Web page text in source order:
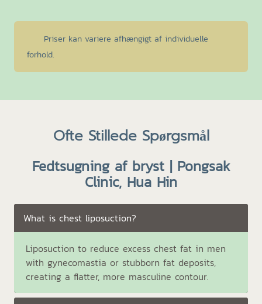
Priser kan variere afhængigt af individuelle
forhold.
Ofte Stillede Spørgsmål
Fedtsugning af bryst | Pongsak
Clinic, Hua Hin
What is chest liposuction?
Liposuction to reduce excess chest fat in men
with gynecomastia or stubborn fat deposits,
creating a flatter, more masculine contour.